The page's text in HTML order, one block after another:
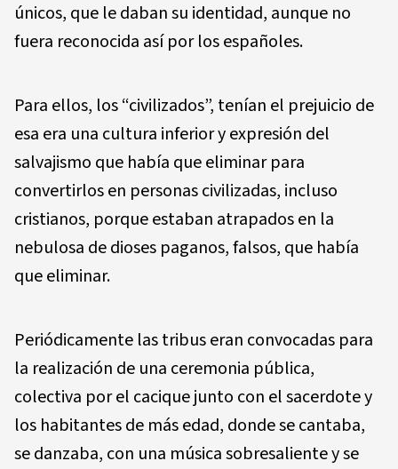
únicos, que le daban su identidad, aunque no
fuera reconocida así por los españoles.
Para ellos, los “civilizados”, tenían el prejuicio de
esa era una cultura inferior y expresión del
salvajismo que había que eliminar para
convertirlos en personas civilizadas, incluso
cristianos, porque estaban atrapados en la
nebulosa de dioses paganos, falsos, que había
que eliminar.
Periódicamente las tribus eran convocadas para
la realización de una ceremonia pública,
colectiva por el cacique junto con el sacerdote y
los habitantes de más edad, donde se cantaba,
se danzaba, con una música sobresaliente y se